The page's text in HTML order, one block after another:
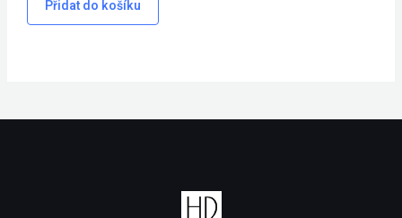
Přidat do košíku